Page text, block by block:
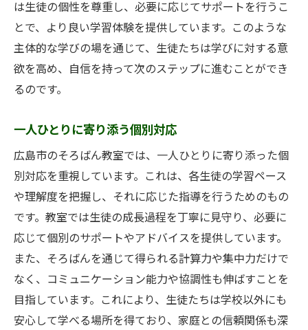
は生徒の個性を尊重し、必要に応じてサポートを行うこ
とで、より良い学習体験を提供しています。このような
主体的な学びの場を通じて、生徒たちは学びに対する意
欲を高め、自信を持って次のステップに進むことができ
るのです。
一人ひとりに寄り添う個別対応
広島市のそろばん教室では、一人ひとりに寄り添った個
別対応を重視しています。これは、各生徒の学習ペース
や理解度を把握し、それに応じた指導を行うためのもの
です。教室では生徒の成長過程を丁寧に見守り、必要に
応じて個別のサポートやアドバイスを提供しています。
また、そろばんを通じて得られる計算力や集中力だけで
なく、コミュニケーション能力や協調性も伸ばすことを
目指しています。これにより、生徒たちは学校以外にも
安心して学べる場所を得ており、家庭との信頼関係も深